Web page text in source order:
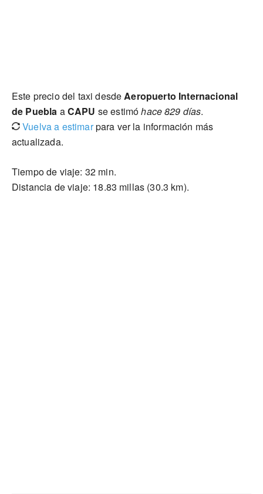
Este precio del taxi desdeAeropuerto Internacional
de Puebla aCAPU se estimóhace 829 días.
Vuelva a estimarpara ver la información más
actualizada.
Tiempo de viaje: 32 min.
Distancia de viaje: 18.83 millas (30.3 km).